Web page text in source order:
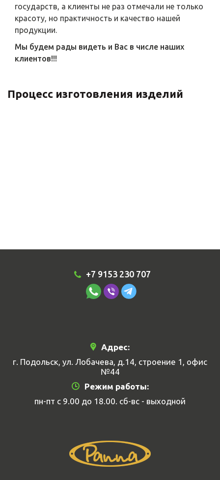
государств, а клиенты не раз отмечали не только
красоту, но практичность и качество нашей
продукции.
Мы будем рады видеть и Вас в числе наших
клиентов!!!
Процесс изготовления изделий
+7 9153 230 707
Адрес:
г. Подольск, ул. Лобачева, д.14, строение 1, офис
№44
Режим работы:
пн-пт с 9.00 до 18.00. сб-вс - выходной